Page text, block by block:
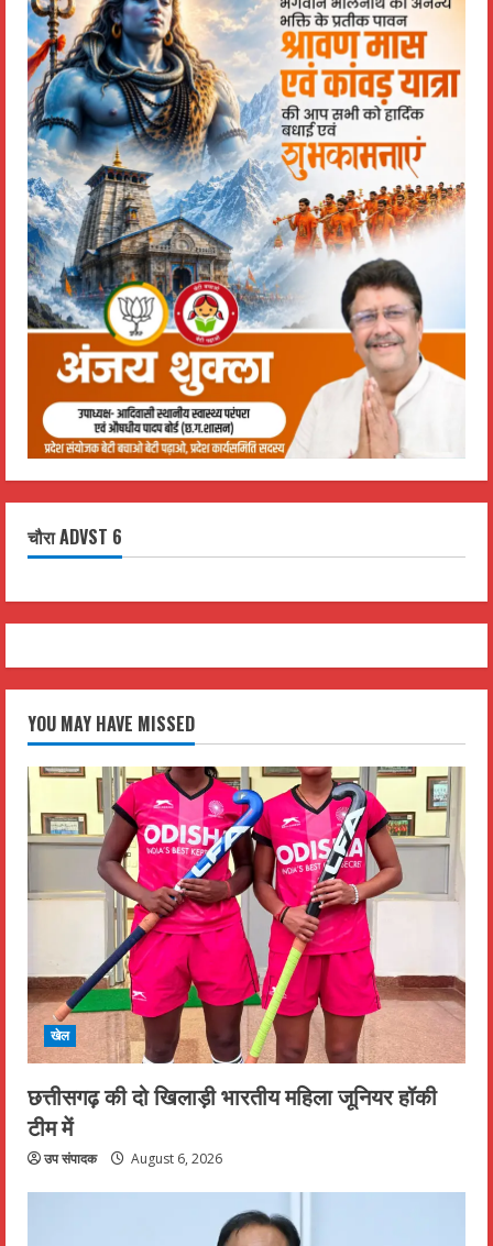
चौरा ADVST 6
YOU MAY HAVE MISSED
खेल
छत्तीसगढ़ की दो खिलाड़ी भारतीय महिला जूनियर हॉकी
टीम में
उप संपादक August 6, 2026